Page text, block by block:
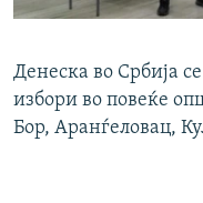
Денеска во Србија
избори во повеќе
Бор, Аранѓеловац,